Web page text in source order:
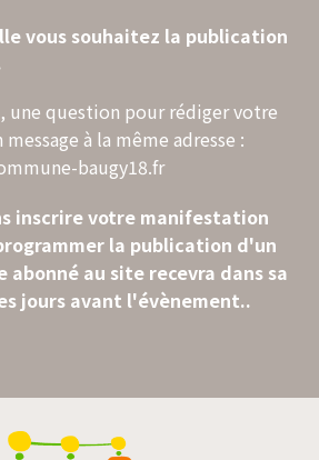
vous souhaitez la publication
une question pour rédiger votre
à la même adresse :
baugy18.fr
inscrire votre manifestation
la publication d'un
au site recevra dans sa
jours avant l'évènement..